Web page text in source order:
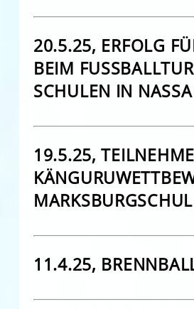
20.5.25, ERFOLG
BEIM
CHULEN IN
19.5.25,
11.4.25,